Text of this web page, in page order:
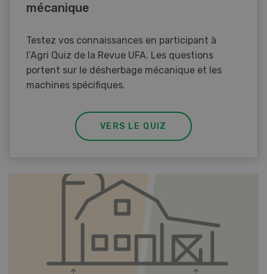
mécanique
Testez vos connaissances en participant à
l’Agri Quiz de la Revue UFA. Les questions
portent sur le désherbage mécanique et les
machines spécifiques.
VERS LE QUIZ